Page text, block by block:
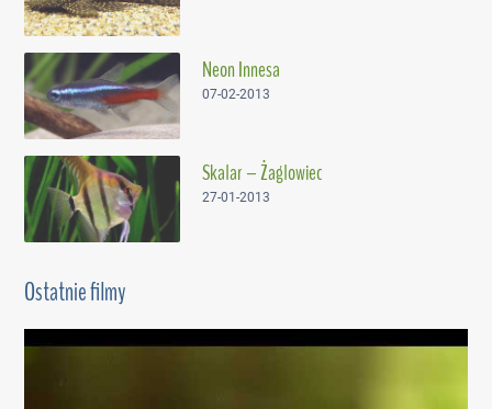
Neon Innesa
07-02-2013
Skalar – Żaglowiec
27-01-2013
Ostatnie filmy